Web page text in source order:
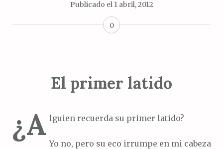
Publicado el 1 abril, 2012
0
El primer latido
¿A lguien recuerda su primer latido?
Yo no, pero su eco irrumpe en mi cabeza